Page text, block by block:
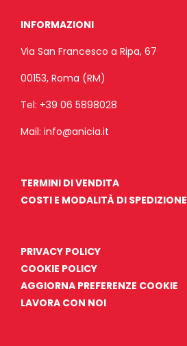
INFORMAZIONI
Via San Francesco a Ripa, 67
00153, Roma (RM)
Tel: +39 06 5898028
Mail: info@anicia.it
TERMINI DI VENDITA
COSTI E MODALITÀ DI SPEDIZIONE
PRIVACY POLICY
COOKIE POLICY
AGGIORNA PREFERENZE COOKIE
LAVORA CON NOI